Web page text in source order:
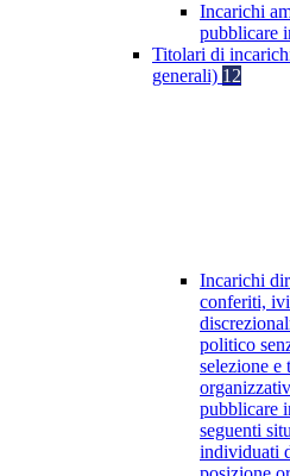
Incarichi
pubblicare
Titolari di
generali) 12
Incarichi
conferiti,
politico
selezione
pubblicare
seguenti
individuati